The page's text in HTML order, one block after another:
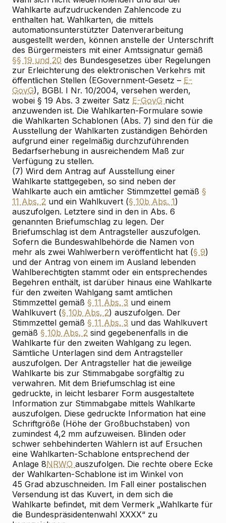
Wahlkarte aufzudruckenden Zahlencode zu
enthalten hat. Wahlkarten, die mittels
automationsunterstützter Datenverarbeitung
ausgestellt werden, können anstelle der Unterschrift
des Bürgermeisters mit einer Amtssignatur gemäß
§§ 19 und 20 des Bundesgesetzes über Regelungen
zur Erleichterung des elektronischen Verkehrs mit
öffentlichen Stellen (EGovernment-Gesetz – E-
GovG), BGBl. I Nr. 10/2004, versehen werden,
wobei § 19 Abs. 3 zweiter Satz E-GovG nicht
anzuwenden ist. Die Wahlkarten-Formulare sowie
die Wahlkarten Schablonen (Abs. 7) sind den für die
Ausstellung der Wahlkarten zuständigen Behörden
aufgrund einer regelmäßig durchzuführenden
Bedarfserhebung in ausreichendem Maß zur
Verfügung zu stellen.
(7) Wird dem Antrag auf Ausstellung einer
Wahlkarte stattgegeben, so sind neben der
Wahlkarte auch ein amtlicher Stimmzettel gemäß §
11 Abs. 2 und ein Wahlkuvert (§ 10b Abs. 1)
auszufolgen. Letztere sind in den in Abs. 6
genannten Briefumschlag zu legen. Der
Briefumschlag ist dem Antragsteller auszufolgen.
Sofern die Bundeswahlbehörde die Namen von
mehr als zwei Wahlwerbern veröffentlicht hat (§ 9)
und der Antrag von einem im Ausland lebenden
Wahlberechtigten stammt oder ein entsprechendes
Begehren enthält, ist darüber hinaus eine Wahlkarte
für den zweiten Wahlgang samt amtlichen
Stimmzettel gemäß § 11 Abs. 3 und einem
Wahlkuvert (§ 10b Abs. 2) auszufolgen. Der
Stimmzettel gemäß § 11 Abs. 3 und das Wahlkuvert
gemäß § 10b Abs. 2 sind gegebenenfalls in die
Wahlkarte für den zweiten Wahlgang zu legen.
Sämtliche Unterlagen sind dem Antragsteller
auszufolgen. Der Antragsteller hat die jeweilige
Wahlkarte bis zur Stimmabgabe sorgfältig zu
verwahren. Mit dem Briefumschlag ist eine
gedruckte, in leicht lesbarer Form ausgestaltete
Information zur Stimmabgabe mittels Wahlkarte
auszufolgen. Diese gedruckte Information hat eine
Schriftgröße (Höhe der Großbuchstaben) von
zumindest 4,2 mm aufzuweisen. Blinden oder
schwer sehbehinderten Wählern ist auf Ersuchen
eine Wahlkarten-Schablone entsprechend der
Anlage 8NRWO auszufolgen. Die rechte obere Ecke
der Wahlkarten-Schablone ist im Winkel von
45 Grad abzuschneiden. Im Fall einer postalischen
Versendung ist das Kuvert, in dem sich die
Wahlkarte befindet, mit dem Vermerk „Wahlkarte für
die Bundespräsidentenwahl XXXX“ zu